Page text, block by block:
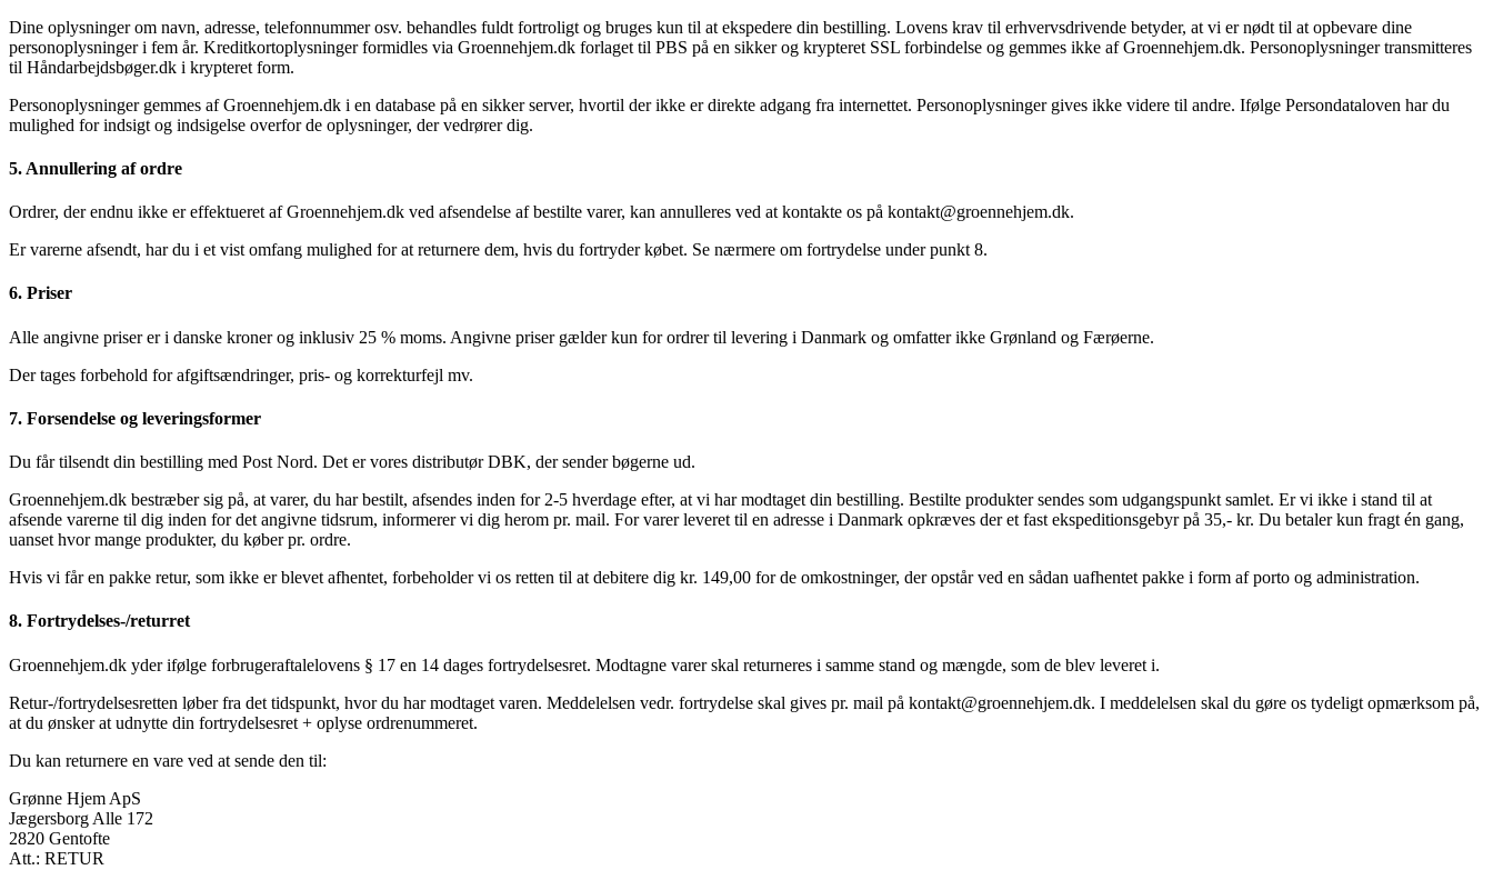
Dine oplysninger om navn, adresse, telefonnummer osv. behandles fuldt fortroligt og bruges kun til at ekspedere din bestilling. Lovens krav til erhvervsdrivende betyder, at vi er nødt til at opbevare dine
personoplysninger i fem år. Kreditkortoplysninger formidles via Groennehjem.dk forlaget til PBS på en sikker og krypteret SSL forbindelse og gemmes ikke af Groennehjem.dk. Personoplysninger transmitteres
til Håndarbejdsbøger.dk i krypteret form.
Personoplysninger gemmes af Groennehjem.dk i en database på en sikker server, hvortil der ikke er direkte adgang fra internettet. Personoplysninger gives ikke videre til andre. Ifølge Persondataloven har du
mulighed for indsigt og indsigelse overfor de oplysninger, der vedrører dig.
5. Annullering af ordre
Ordrer, der endnu ikke er effektueret af Groennehjem.dk ved afsendelse af bestilte varer, kan annulleres ved at kontakte os på kontakt@groennehjem.dk.
Er varerne afsendt, har du i et vist omfang mulighed for at returnere dem, hvis du fortryder købet. Se nærmere om fortrydelse under punkt 8.
6. Priser
Alle angivne priser er i danske kroner og inklusiv 25 % moms. Angivne priser gælder kun for ordrer til levering i Danmark og omfatter ikke Grønland og Færøerne.
Der tages forbehold for afgiftsændringer, pris- og korrekturfejl mv.
7. Forsendelse og leveringsformer
Du får tilsendt din bestilling med Post Nord. Det er vores distributør DBK, der sender bøgerne ud.
Groennehjem.dk bestræber sig på, at varer, du har bestilt, afsendes inden for 2-5 hverdage efter, at vi har modtaget din bestilling. Bestilte produkter sendes som udgangspunkt samlet. Er vi ikke i stand til at
afsende varerne til dig inden for det angivne tidsrum, informerer vi dig herom pr. mail. For varer leveret til en adresse i Danmark opkræves der et fast ekspeditionsgebyr på 35,- kr. Du betaler kun fragt én gang,
uanset hvor mange produkter, du køber pr. ordre.
Hvis vi får en pakke retur, som ikke er blevet afhentet, forbeholder vi os retten til at debitere dig kr. 149,00 for de omkostninger, der opstår ved en sådan uafhentet pakke i form af porto og administration.
8. Fortrydelses-/returret
Groennehjem.dk yder ifølge forbrugeraftalelovens § 17 en 14 dages fortrydelsesret. Modtagne varer skal returneres i samme stand og mængde, som de blev leveret i.
Retur-/fortrydelsesretten løber fra det tidspunkt, hvor du har modtaget varen. Meddelelsen vedr. fortrydelse skal gives pr. mail på kontakt@groennehjem.dk. I meddelelsen skal du gøre os tydeligt opmærksom på,
at du ønsker at udnytte din fortrydelsesret + oplyse ordrenummeret.
Du kan returnere en vare ved at sende den til:
Grønne Hjem ApS
Jægersborg Alle 172
2820 Gentofte
Att.: RETUR